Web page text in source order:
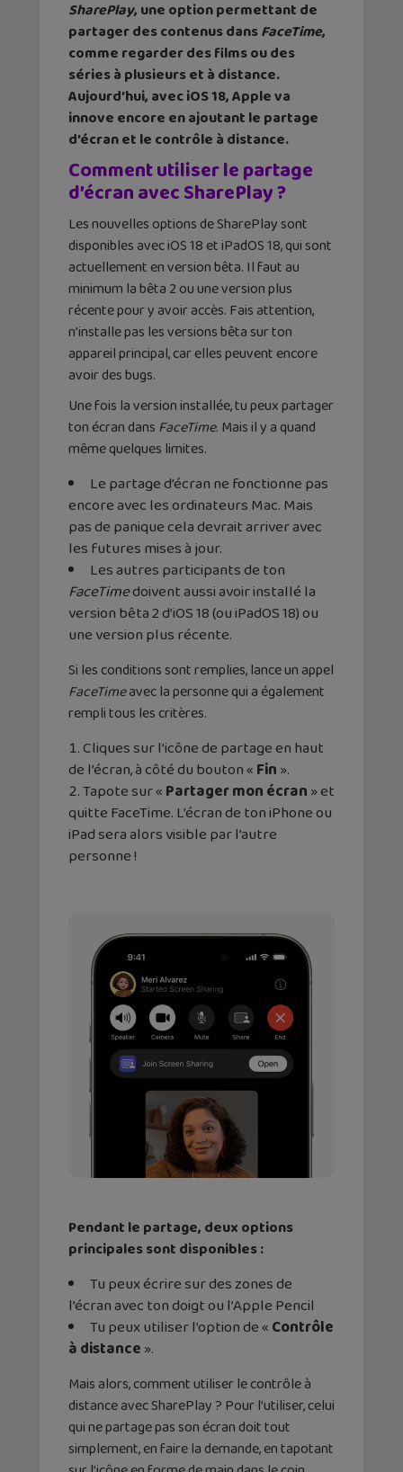
SharePlay, une option permettant de
partager des contenus dansFaceTime,
comme regarder des films ou des
séries à plusieurs et à distance.
Aujourd’hui, avec iOS 18, Apple va
innove encore en ajoutant le partage
d’écran et le contrôle à distance.
Comment utiliser le partage
d’écran avec SharePlay ?
Les nouvelles options de SharePlay sont
disponibles avec iOS 18 et iPadOS 18, qui sont
actuellement en version bêta. Il faut au
minimum la bêta 2 ou une version plus
récente pour y avoir accès. Fais attention,
n’installe pas les versions bêta sur ton
appareil principal, car elles peuvent encore
avoir des bugs.
Une fois la version installée, tu peux partager
ton écran dans FaceTime. Mais il y a quand
même quelques limites.
Le partage d’écran ne fonctionne pas
encore avec les ordinateurs Mac. Mais
pas de panique cela devrait arriver avec
les futures mises à jour.
Les autres participants de ton
FaceTimedoivent aussi avoir installé la
version bêta 2 d’iOS 18 (ou iPadOS 18) ou
une version plus récente.
Si les conditions sont remplies, lance un appel
FaceTimeavec la personne qui a également
rempli tous les critères.
Cliques sur l’icône de partage en haut
de l’écran, à côté du bouton «Fin».
Tapote sur «Partager mon écran» et
quitte FaceTime. L’écran de ton iPhone ou
iPad sera alors visible par l’autre
personne !
Pendant le partage, deux options
principales sont disponibles :
Tu peux écrire sur des zones de
l’écran avec ton doigt ou l’Apple Pencil
Tu peux utiliser l’option de «Contrôle
à distance».
Mais alors, comment utiliser le contrôle à
distance avec SharePlay ? Pour l’utiliser, celui
qui ne partage pas son écran doit tout
simplement, en faire la demande, en tapotant